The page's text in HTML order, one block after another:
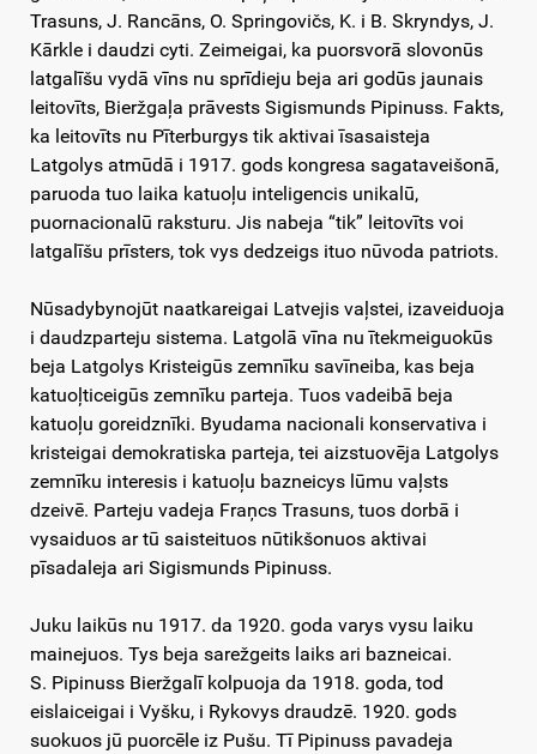
Trasuns, J. Rancāns, O. Springovičs, K. i B. Skryndys, J.
Kārkle i daudzi cyti. Zeimeigai, ka puorsvorā slovonūs
latgalīšu vydā vīns nu sprīdieju beja ari godūs jaunais
leitovīts, Bieržgaļa prāvests Sigismunds Pipinuss. Fakts,
ka leitovīts nu Pīterburgys tik aktivai īsasaisteja
Latgolys atmūdā i 1917. gods kongresa sagataveišonā,
paruoda tuo laika katuoļu inteligencis unikalū,
puornacionalū raksturu. Jis nabeja “tik” leitovīts voi
latgalīšu prīsters, tok vys dedzeigs ituo nūvoda patriots.
Nūsadybynojūt naatkareigai Latvejis vaļstei, izaveiduoja
i daudzparteju sistema. Latgolā vīna nu ītekmeiguokūs
beja Latgolys Kristeigūs zemnīku savīneiba, kas beja
katuoļticeigūs zemnīku parteja. Tuos vadeibā beja
katuoļu goreidznīki. Byudama nacionali konservativa i
kristeigai demokratiska parteja, tei aizstuovēja Latgolys
zemnīku interesis i katuoļu bazneicys lūmu vaļsts
dzeivē. Parteju vadeja Fraņcs Trasuns, tuos dorbā i
vysaiduos ar tū saisteituos nūtikšonuos aktivai
pīsadaleja ari Sigismunds Pipinuss.
Juku laikūs nu 1917. da 1920. goda varys vysu laiku
mainejuos. Tys beja sarežgeits laiks ari bazneicai.
S. Pipinuss Bieržgalī kolpuoja da 1918. goda, tod
eislaiceigai i Vyšku, i Rykovys draudzē. 1920. gods
suokuos jū puorcēle iz Pušu. Tī Pipinuss pavadeja